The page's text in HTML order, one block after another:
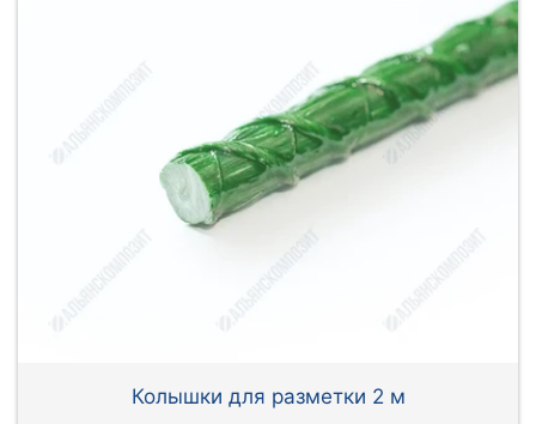
Колышки для разметки 2 м